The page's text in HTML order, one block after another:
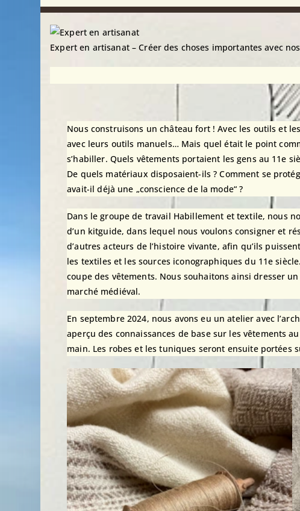
Expert en artisanat – Créer des choses importantes avec
Nous construisons un château fort ! Avec les outils et
avec leurs outils manuels… Mais quel était le point
s’habiller. Quels vêtements portaient les gens au 11e
De quels matériaux disposaient-ils ? Comment se
avait-il déjà une „conscience de la mode“ ?
Dans le groupe de travail Habillement et textile, nous
d’un kitguide, dans lequel nous voulons consigner et
d’autres acteurs de l’histoire vivante, afin qu’ils
les textiles et les sources iconographiques du 11e
coupe des vêtements. Nous souhaitons ainsi dresser
marché médiéval.
En septembre 2024, nous avons eu un atelier avec
aperçu des connaissances de base sur les vêtements
main. Les robes et les tuniques seront ensuite portées